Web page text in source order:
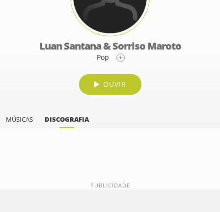
Luan Santana & Sorriso Maroto
Pop
OUVIR
MÚSICAS DISCOGRAFIA